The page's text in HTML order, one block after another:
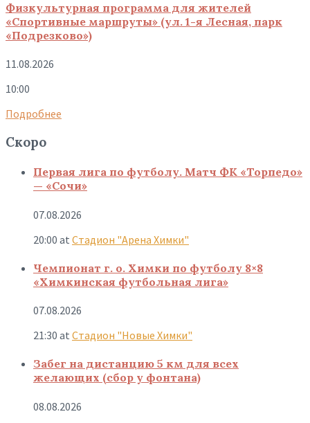
Физкультурная программа для жителей
«Спортивные маршруты» (ул. 1-я Лесная, парк
«Подрезково»)
11.08.2026
10:00
Подробнее
Скоро
Первая лига по футболу. Матч ФК «Торпедо»
— «Сочи»
07.08.2026
20:00 at Стадион "Арена Химки"
Чемпионат г. о. Химки по футболу 8×8
«Химкинская футбольная лига»
07.08.2026
21:30 at Стадион "Новые Химки"
Забег на дистанцию 5 км для всех
желающих (сбор у фонтана)
08.08.2026